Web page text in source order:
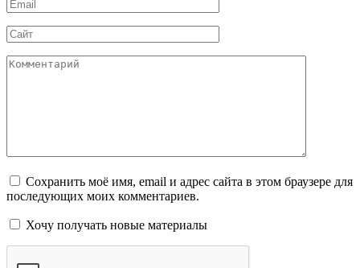
*
Сайт
Комментарий
Сохранить моё имя, email и адрес сайта в этом браузере для
последующих моих комментариев.
Хочу получать новые материалы